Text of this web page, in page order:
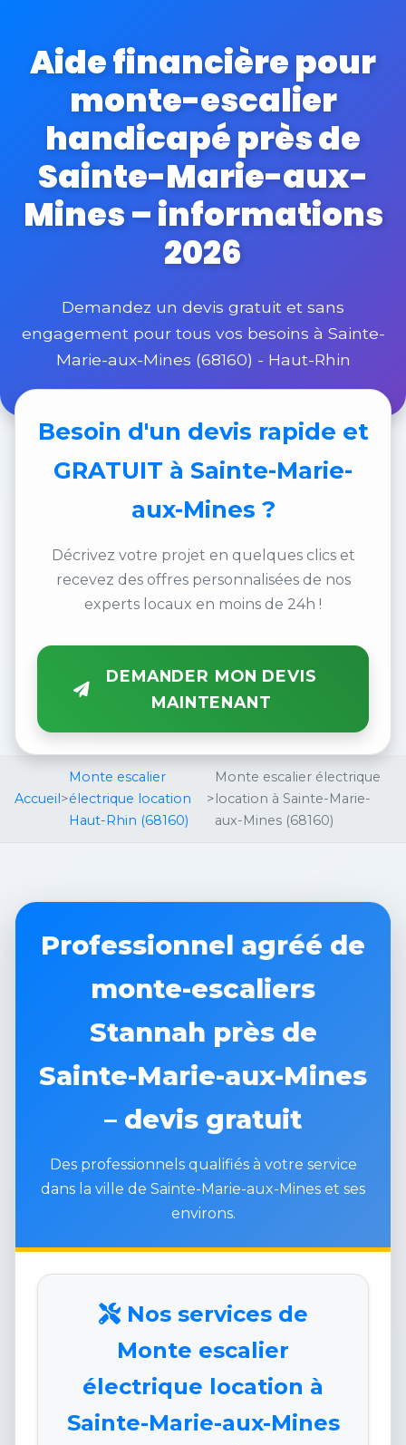
Aide financière pour
monte-escalier
handicapé près de
Sainte-Marie-aux-
Mines – informations
2026
Demandez un devis gratuit et sans
engagement pour tous vos besoins à Sainte-
Marie-aux-Mines (68160) - Haut-Rhin
Besoin d'un devis rapide et
GRATUIT à Sainte-Marie-
aux-Mines ?
Décrivez votre projet en quelques clics et
recevez des offres personnalisées de nos
experts locaux en moins de 24h !
DEMANDER MON DEVIS
MAINTENANT
Accueil >
Monte escalier
électrique location
Haut-Rhin (68160)
>
Monte escalier électrique
location à Sainte-Marie-
aux-Mines (68160)
Professionnel agréé de
monte-escaliers
Stannah près de
Sainte-Marie-aux-Mines
– devis gratuit
Des professionnels qualifiés à votre service
dans la ville de Sainte-Marie-aux-Mines et ses
environs.
Nos services de
Monte escalier
électrique location à
Sainte-Marie-aux-Mines